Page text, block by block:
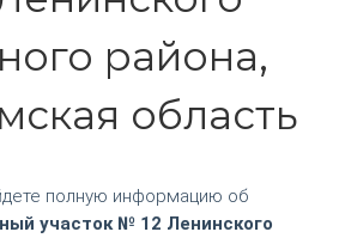
района,
область
полную информацию об
участок № 12 Ленинского